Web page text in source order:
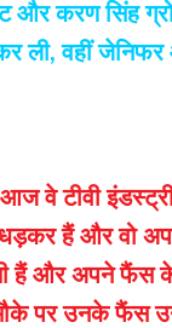
और करण सिंह
ली, वहीं
वे टीवी
धड़कर हैं और वो
हैं और अपने फैंस
पर उनके फैंस